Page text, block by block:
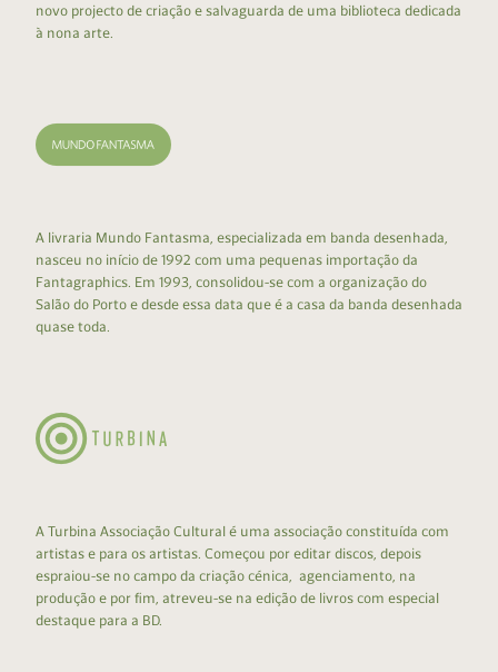
novo projecto de criação e salvaguarda de uma biblioteca dedicada
à nona arte.
A livraria Mundo Fantasma, especializada em banda desenhada,
nasceu no início de 1992 com uma pequenas importação da
Fantagraphics. Em 1993, consolidou-se com a organização do
Salão do Porto e desde essa data que é a casa da banda desenhada
quase toda.
A Turbina Associação Cultural é uma associação constituída com
artistas e para os artistas. Começou por editar discos, depois
espraiou-se no campo da criação cénica, agenciamento, na
produção e por fim, atreveu-se na edição de livros com especial
destaque para a BD.